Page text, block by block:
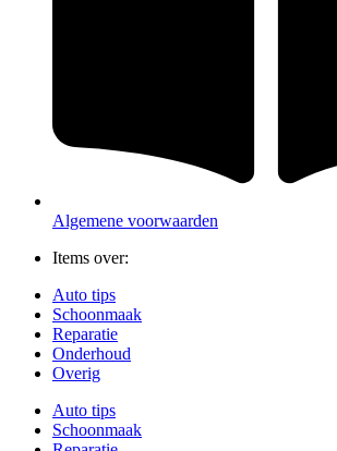
Algemene voorwaarden
Items over:
Auto tips
Schoonmaak
Reparatie
Onderhoud
Overig
Auto tips
Schoonmaak